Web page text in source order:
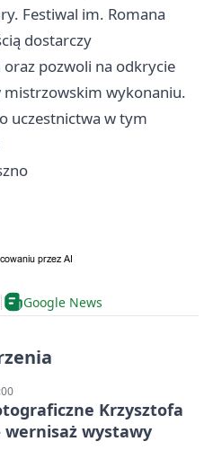
Festiwal im. Romana
dostarczy
pozwoli na odkrycie
mistrzowskim wykonaniu.
uczestnictwa w tym
Google News
Krzysztofa
wernisaż wystawy